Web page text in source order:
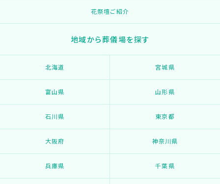
花祭壇ご紹介
地域から葬儀場を探す
北海道 宮城県
富山県 山形県
石川県 東京都
大阪府 神奈川県
兵庫県 千葉県